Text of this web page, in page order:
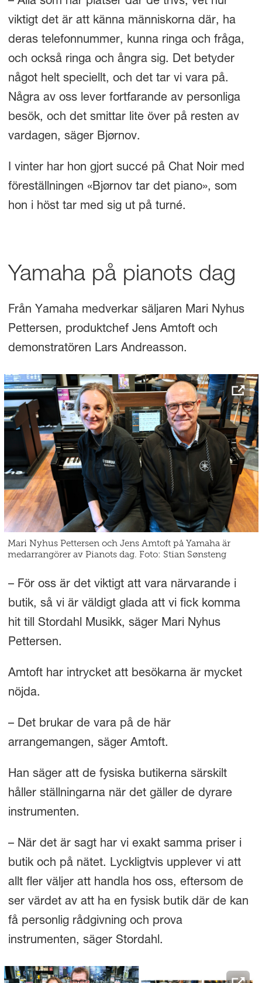
viktigt det är att känna människorna där, ha
deras telefonnummer, kunna ringa och fråga,
och också ringa och ångra sig. Det betyder
något helt speciellt, och det tar vi vara på.
Några av oss lever fortfarande av personliga
besök, och det smittar lite över på resten av
vardagen, säger Bjørnov.
I vinter har hon gjort succé på Chat Noir med
föreställningen «Bjørnov tar det piano», som
hon i höst tar med sig ut på turné.
Yamaha på pianots dag
Från Yamaha medverkar säljaren Mari Nyhus
Pettersen, produktchef Jens Amtoft och
demonstratören Lars Andreasson.
Mari Nyhus Pettersen och Jens Amtoft på Yamaha är
medarrangörer av Pianots dag. Foto: Stian Sønsteng
– För oss är det viktigt att vara närvarande i
butik, så vi är väldigt glada att vi fick komma
hit till Stordahl Musikk, säger Mari Nyhus
Pettersen.
Amtoft har intrycket att besökarna är mycket
nöjda.
– Det brukar de vara på de här
arrangemangen, säger Amtoft.
Han säger att de fysiska butikerna särskilt
håller ställningarna när det gäller de dyrare
instrumenten.
– När det är sagt har vi exakt samma priser i
butik och på nätet. Lyckligtvis upplever vi att
allt fler väljer att handla hos oss, eftersom de
ser värdet av att ha en fysisk butik där de kan
få personlig rådgivning och prova
instrumenten, säger Stordahl.